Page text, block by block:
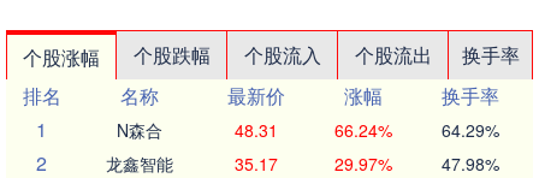
个股涨幅 个股跌幅 个股流入 个股流出
换手率
排名
名称 最新价 涨幅
换手率
1
N森合 48.31 66.24% 64.29%
2 龙鑫智能 35.17 29.97% 47.98%